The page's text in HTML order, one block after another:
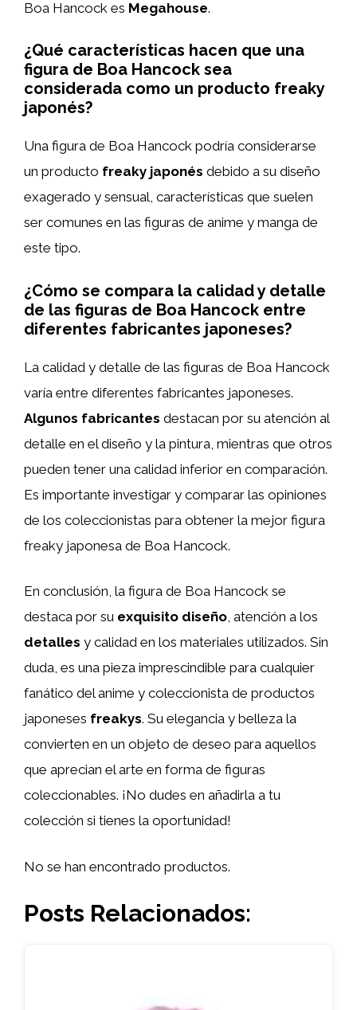
Boa Hancock es Megahouse.
¿Qué características hacen que una
figura de Boa Hancock sea
considerada como un producto freaky
japonés?
Una figura de Boa Hancock podría considerarse
un producto freaky japonés debido a su diseño
exagerado y sensual, características que suelen
ser comunes en las figuras de anime y manga de
este tipo.
¿Cómo se compara la calidad y detalle
de las figuras de Boa Hancock entre
diferentes fabricantes japoneses?
La calidad y detalle de las figuras de Boa Hancock
varía entre diferentes fabricantes japoneses.
Algunos fabricantes destacan por su atención al
detalle en el diseño y la pintura, mientras que otros
pueden tener una calidad inferior en comparación.
Es importante investigar y comparar las opiniones
de los coleccionistas para obtener la mejor figura
freaky japonesa de Boa Hancock.
En conclusión, la figura de Boa Hancock se
destaca por su exquisito diseño, atención a los
detalles y calidad en los materiales utilizados. Sin
duda, es una pieza imprescindible para cualquier
fanático del anime y coleccionista de productos
japoneses freakys. Su elegancia y belleza la
convierten en un objeto de deseo para aquellos
que aprecian el arte en forma de figuras
coleccionables. ¡No dudes en añadirla a tu
colección si tienes la oportunidad!
No se han encontrado productos.
Posts Relacionados: